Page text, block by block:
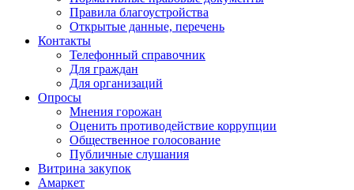
Правила благоустройства
Открытые данные, перечень
Контакты
Телефонный справочник
Для граждан
Для организаций
Опросы
Мнения горожан
Оценить противодействие коррупции
Общественное голосование
Публичные слушания
Витрина закупок
Амаркет